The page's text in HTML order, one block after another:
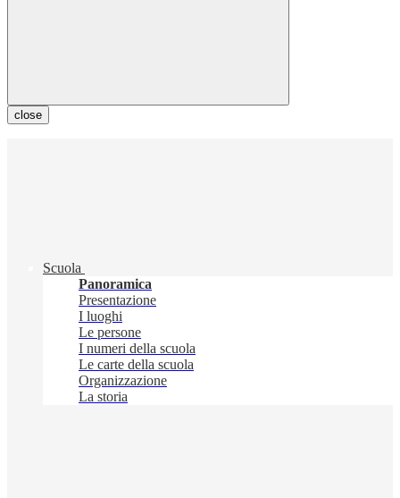
close
Scuola
Panoramica
Presentazione
I luoghi
Le persone
I numeri della scuola
Le carte della scuola
Organizzazione
La storia